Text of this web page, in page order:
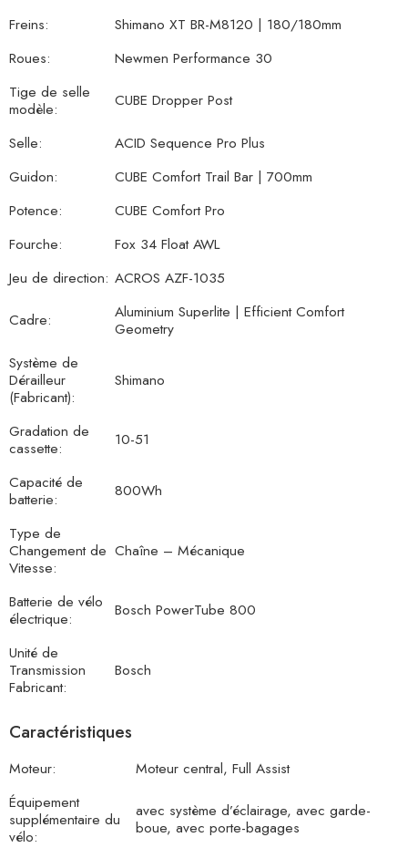
Freins:
Shimano XT BR-M8120 | 180/180mm
Roues:
Newmen Performance 30
Tige de selle
modèle:
CUBE Dropper Post
Selle:
ACID Sequence Pro Plus
Guidon:
CUBE Comfort Trail Bar | 700mm
Potence:
CUBE Comfort Pro
Fourche:
Fox 34 Float AWL
Jeu de direction: ACROS AZF-1035
Cadre:
Aluminium Superlite | Efficient Comfort
Geometry
Système de
Dérailleur
(Fabricant):
Shimano
Gradation de
cassette:
10-51
Capacité de
batterie:
800Wh
Type de
Changement de
Vitesse:
Chaîne – Mécanique
Batterie de vélo
électrique:
Bosch PowerTube 800
Unité de
Transmission
Fabricant:
Bosch
Caractéristiques
Moteur:
Moteur central, Full Assist
Équipement
supplémentaire du
vélo:
avec système d’éclairage, avec garde-
boue, avec porte-bagages